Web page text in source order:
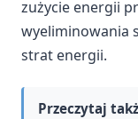
zużycie energii
wyeliminowania
strat energii.
Przeczytaj